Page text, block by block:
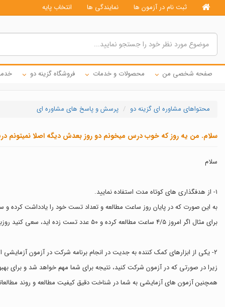
ثبت نام در آزمون ها نمایندگی ها انتخاب پایه
صفحه شخصی من محصولات و خدمات فروشگاه گزینه دو
محتواهای مشاوره ای گزینه دو پرسش و پاسخ های مشاوره ای
سلام. من یه روز که خوب درس میخونم دو روز بعدش دیگه اصلا نمیتونم
سلام
١- از هدفگذاری های کوتاه مدت استفاده نمایید.
به این صورت که در پایان روز ساعت مطالعه و تعداد تست خود را یادداشت کرده
برای مثال اگر امروز ٤/٥ ساعت مطالعه کرده و ٥٠ عدد تست زده اید، سعی کنید روزبعد ۵ ساعت ومطالعه کرده و ٨٠ عدد تست بزنید.
٢- یکی از ابزارهای کمک کننده به جدیت در انجام برنامه شرکت در آزمون آزمایشی است.
زیرا در صورتی که در آزمون شرکت کنید، نتیجه برای شما مهم خواهد شد و برای
همچنین آزمون های آزمایشی به شما در شناخت دقیق کیفیت مطالعه و روند